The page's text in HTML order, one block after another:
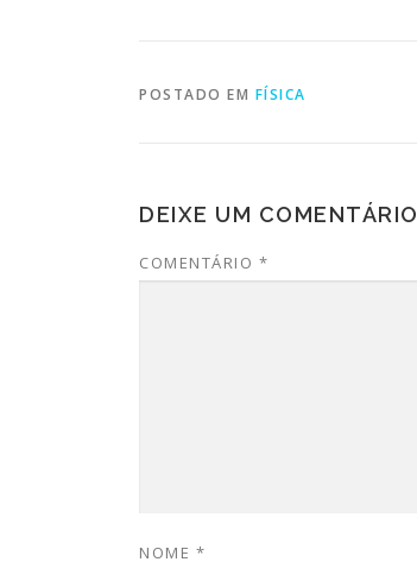
POSTADO EM FÍSICA
DEIXE UM COMENTÁRIO
COMENTÁRIO *
NOME *